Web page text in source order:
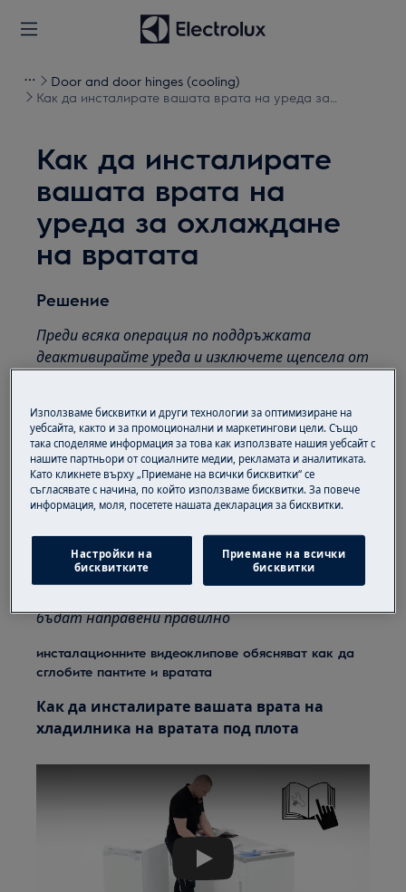
Door and door hinges (cooling)
Как да инсталирате вашата врата на уреда за
Как да инсталирате
вашата врата на
уреда за охлаждане
на вратата
Решение
Преди всяка операция по поддръжката
деактивирайте уреда и изключете щепсела от
Винаги внимавайте при преместване на уреди,
за тежки уреди е необходимо да го преместят
двама души.
Винаги използвайте предпазни ръкавици и
затворени обувки.
Моля, обърнете внимание, че саморемонтът
или непрофесионалният ремонт могат да
бъдат направени правилно
инсталационните видеоклипове обясняват как да
сглобите пантите и вратата
Как да инсталирате вашата врата на
хладилника на вратата под плота
Play
Използваме бисквитки и други технологии за оптимизиране на
уебсайта, както и за промоционални и маркетингови цели. Също
така споделяме информация за това как използвате нашия уебсайт с
нашите партньори от социалните медии, рекламата и аналитиката.
Като кликнете върху „Приемане на всички бисквитки“ се
съгласявате с начина, по който използваме бисквитки. За повече
информация, моля, посетете нашата декларация за бисквитки.
Настройки на
бисквитките
Приемане на всички
бисквитки